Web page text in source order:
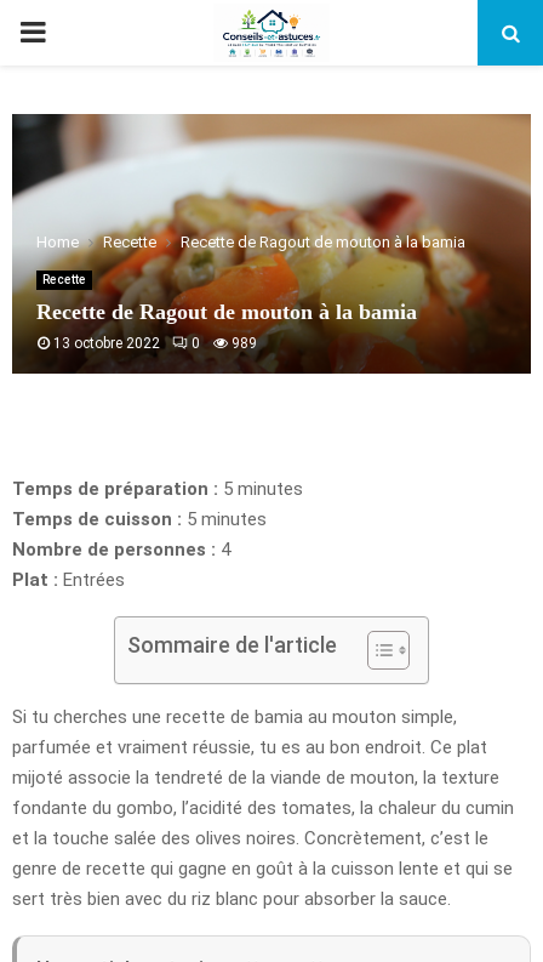
PRIMARY
Home Recette Recette de Ragout de mouton à la bamia
Recette
Recette de Ragout de mouton à la bamia
13 octobre 2022 0 989
Temps de préparation : 5 minutes
Temps de cuisson : 5 minutes
Nombre de personnes : 4
Plat : Entrées
Sommaire de l'article
Si tu cherches une recette de bamia au mouton simple,
parfumée et vraiment réussie, tu es au bon endroit. Ce plat
mijoté associe la tendreté de la viande de mouton, la texture
fondante du gombo, l’acidité des tomates, la chaleur du cumin
et la touche salée des olives noires. Concrètement, c’est le
genre de recette qui gagne en goût à la cuisson lente et qui se
sert très bien avec du riz blanc pour absorber la sauce.